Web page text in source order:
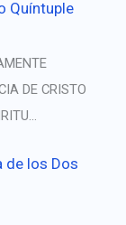
Quíntuple
DE CRISTO
de los Dos